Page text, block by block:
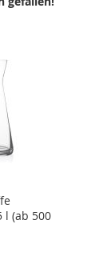
l (ab 500